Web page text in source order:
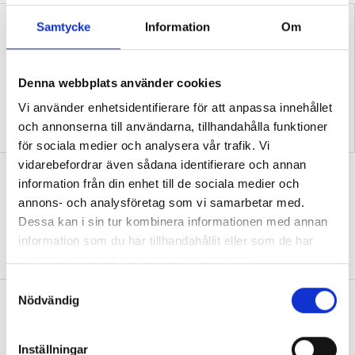
Samtycke Information Om
Denna webbplats använder cookies
Vi använder enhetsidentifierare för att anpassa innehållet
och annonserna till användarna, tillhandahålla funktioner
för sociala medier och analysera vår trafik. Vi
vidarebefordrar även sådana identifierare och annan
information från din enhet till de sociala medier och
annons- och analysföretag som vi samarbetar med.
Dessa kan i sin tur kombinera informationen med annan
information som du har tillhandahållit eller som de har
S
Nödvändig
Inställningar
Replik: ”Vi vet hur man
skapar effektiv inlärning”
Nya skolan: ”Lärarhjärtat
hoppas på bättre villkor"
Test: Hur klarar du ditt första år som
ny lärare?
QUIZ15 verklighetsnära situationer – från att
hitta ditt första jobb till skolavslutningen.
Diagnoserna: ”Vi bör sluta sätta
DEBATTSå arbetar läraren för social och